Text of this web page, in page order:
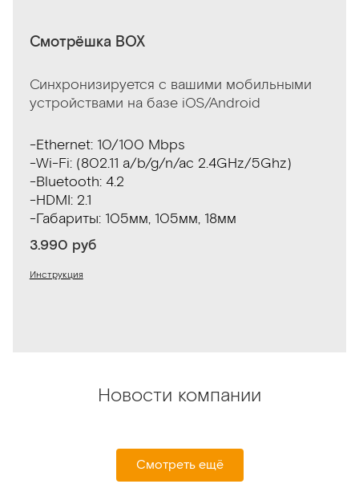
Смотрёшка BOX
Синхронизируется с вашими мобильными
устройствами на базе iOS/Android
-Ethernet: 10/100 Mbps
-Wi-Fi: (802.11 a/b/g/n/ac 2.4GHz/5Ghz)
-Bluetooth: 4.2
-HDMI: 2.1
-Габариты: 105мм, 105мм, 18мм
3.990 руб
Инструкция
Новости компании
Смотреть ещё